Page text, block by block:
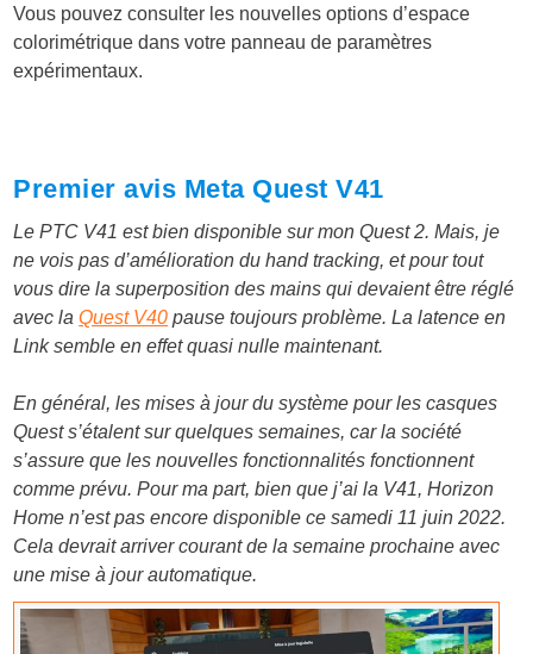
Vous pouvez consulter les nouvelles options d’espace
colorimétrique dans votre panneau de paramètres
expérimentaux.
Premier avis Meta Quest V41
Le PTC V41 est bien disponible sur mon Quest 2. Mais, je
ne vois pas d’amélioration du hand tracking, et pour tout
vous dire la superposition des mains qui devaient être réglé
avec laQuest V40 pause toujours problème. La latence en
Link semble en effet quasi nulle maintenant.
En général, les mises à jour du système pour les casques
Quest s’étalent sur quelques semaines, car la société
s’assure que les nouvelles fonctionnalités fonctionnent
comme prévu. Pour ma part, bien que j’ai la V41, Horizon
Home n’est pas encore disponible ce samedi 11 juin 2022.
Cela devrait arriver courant de la semaine prochaine avec
une mise à jour automatique.